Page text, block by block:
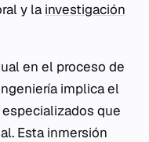
y la investigación
en el proceso de
implica el
que
Esta inmersión